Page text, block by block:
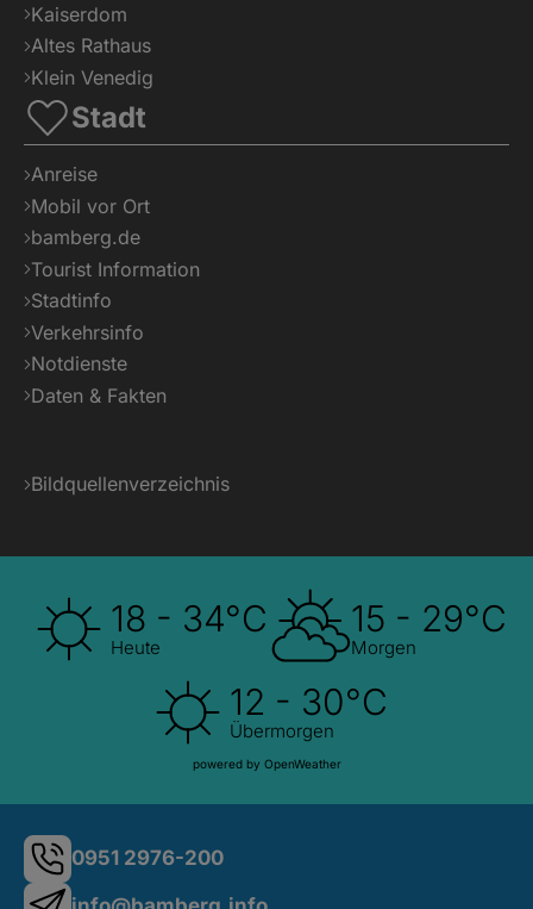
Kaiserdom
Altes Rathaus
Klein Venedig
Stadt
Anreise
Mobil vor Ort
bamberg.de
Tourist Information
Stadtinfo
Verkehrsinfo
Notdienste
Daten & Fakten
Bildquellenverzeichnis
18 - 34°C
Heute
15 - 29°C
Morgen
12 - 30°C
Übermorgen
powered by OpenWeather
0951 2976-200